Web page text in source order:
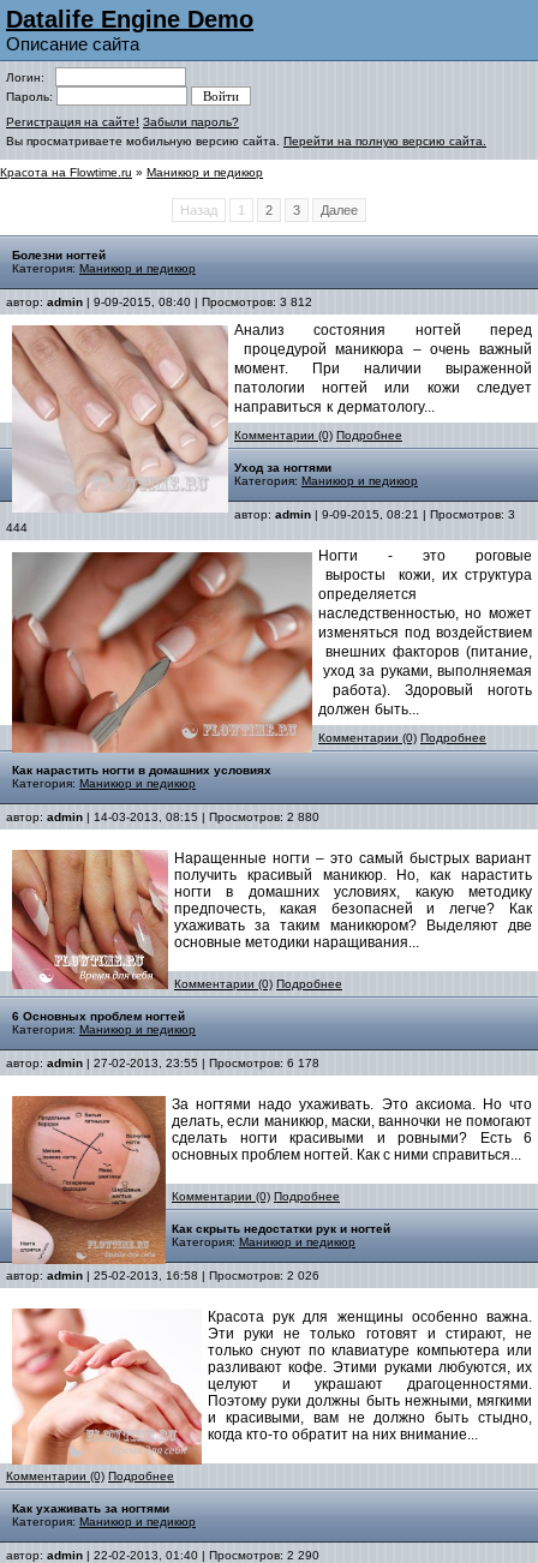
Datalife Engine Demo
Описание сайта
Логин:
Пароль:
Регистрация на сайте! Забыли пароль?
Вы просматриваете мобильную версию сайта. Перейти на полную версию сайта.
Красота на Flowtime.ru » Маникюр и педикюр
Назад 1 2 3 Далее
Болезни ногтей
Категория: Маникюр и педикюр
автор: admin | 9-09-2015, 08:40 | Просмотров: 3 812
Анализ состояния ногтей перед
процедурой маникюра – очень важный
момент. При наличии выраженной
патологии ногтей или кожи следует
направиться к дерматологу...
Комментарии (0) Подробнее
Уход за ногтями
Категория: Маникюр и педикюр
автор: admin | 9-09-2015, 08:21 | Просмотров: 3
444
Ногти - это роговые
выросты кожи, их структура
определяется
наследственностью, но может
изменяться под воздействием
внешних факторов (питание,
уход за руками, выполняемая
работа). Здоровый ноготь
должен быть...
Комментарии (0) Подробнее
Как нарастить ногти в домашних условиях
Категория: Маникюр и педикюр
автор: admin | 14-03-2013, 08:15 | Просмотров: 2 880
Наращенные ногти – это самый быстрых вариант
получить красивый маникюр. Но, как нарастить
ногти в домашних условиях, какую методику
предпочесть, какая безопасней и легче? Как
ухаживать за таким маникюром? Выделяют две
основные методики наращивания...
Комментарии (0) Подробнее
6 Основных проблем ногтей
Категория: Маникюр и педикюр
автор: admin | 27-02-2013, 23:55 | Просмотров: 6 178
За ногтями надо ухаживать. Это аксиома. Но что
делать, если маникюр, маски, ванночки не помогают
сделать ногти красивыми и ровными? Есть 6
основных проблем ногтей. Как с ними справиться...
Комментарии (0) Подробнее
Как скрыть недостатки рук и ногтей
Категория: Маникюр и педикюр
автор: admin | 25-02-2013, 16:58 | Просмотров: 2 026
Красота рук для женщины особенно важна.
Эти руки не только готовят и стирают, не
только снуют по клавиатуре компьютера или
разливают кофе. Этими руками любуются, их
целуют и украшают драгоценностями.
Поэтому руки должны быть нежными, мягкими
и красивыми, вам не должно быть стыдно,
когда кто-то обратит на них внимание...
Комментарии (0) Подробнее
Как ухаживать за ногтями
Категория: Маникюр и педикюр
автор: admin | 22-02-2013, 01:40 | Просмотров: 2 290